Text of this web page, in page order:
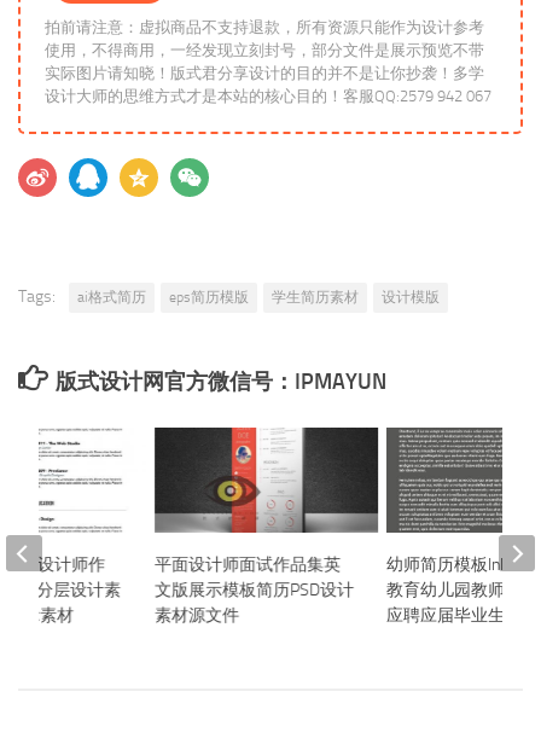
拍前请注意：虚拟商品不支持退款，所有资源只能作为设计参考
使用，不得商用，一经发现立刻封号，部分文件是展示预览不带
实际图片请知晓！版式君分享设计的目的并不是让你抄袭！多学
设计大师的思维方式才是本站的核心目的！客服QQ:2579 942 067
Tags: ai格式简历 eps简历模版 学生简历素材 设计模版
版式设计网官方微信号：IPMAYUN
平面设计师面试作品集英
文版展示模板简历PSD设计
素材源文件
幼师简历模板
教育幼儿园教师个
应聘应届毕业生幼教
面UI设计师作
分层设计素
展示素材